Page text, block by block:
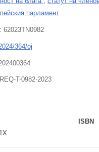
парламент
62023TN0982
364/oj
T-0982-2023
ISBN